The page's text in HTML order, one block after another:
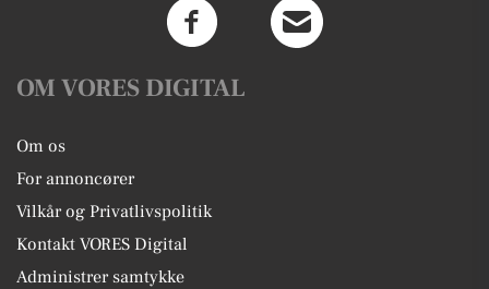
OM VORES DIGITAL
Om os
For annoncører
Vilkår og Privatlivspolitik
Kontakt VORES Digital
Administrer samtykke